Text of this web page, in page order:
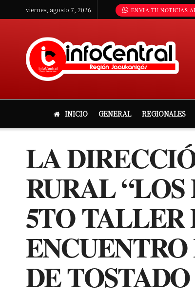
viernes, agosto 7, 2026 ENVIA TU NOTICIAS
INICIO GENERAL REGIONALES
LA
RURAL
5TO TALLER
DE TOSTADO